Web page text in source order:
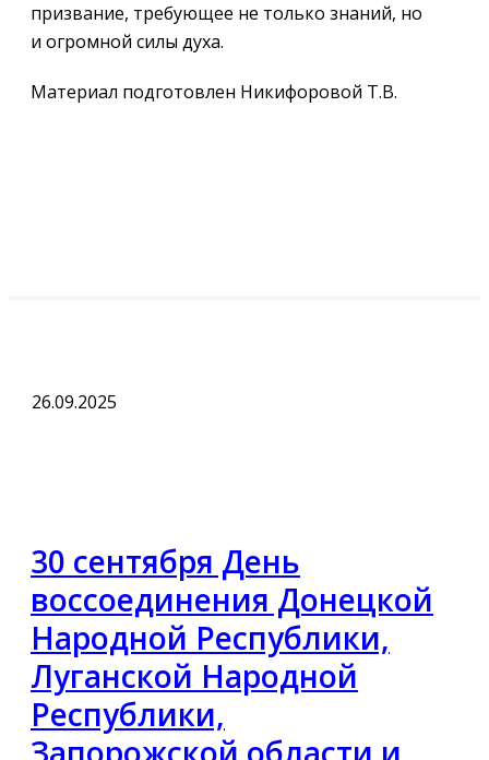
призвание, требующее не только знаний, но
и огромной силы духа.
Материал подготовлен Никифоровой Т.В.
26.09.2025
30 сентября День
воссоединения Донецкой
Народной Республики,
Луганской Народной
Республики,